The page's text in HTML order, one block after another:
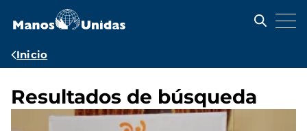
contenido
Ruta
navegación
Inicio
Resultados de búsqueda